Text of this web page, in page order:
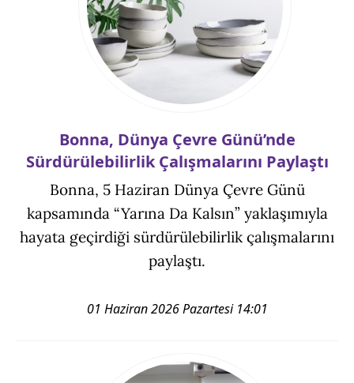
Bonna, Dünya Çevre Günü’nde
Sürdürülebilirlik Çalışmalarını Paylaştı
Bonna, 5 Haziran Dünya Çevre Günü
kapsamında “Yarına Da Kalsın” yaklaşımıyla
hayata geçirdiği sürdürülebilirlik çalışmalarını
paylaştı.
01 Haziran 2026 Pazartesi 14:01